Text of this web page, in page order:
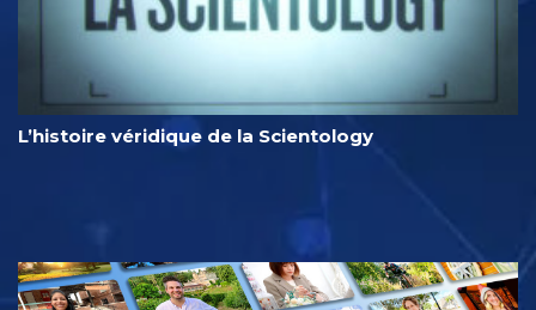
L’histoire véridique de la Scientology